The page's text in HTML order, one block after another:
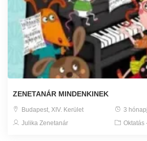
ZENETANÁR MINDENKINEK
Budapest, XIV. Kerület
3
Julika Zenetanár
Oktatás